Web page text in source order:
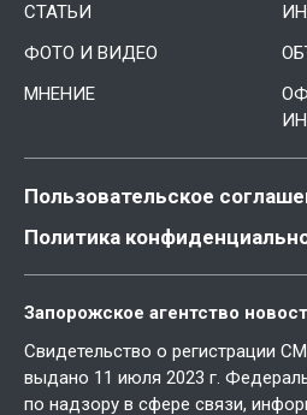
СТАТЬИ
ФОТО И ВИДЕО
МНЕНИЕ
Пользовательское
Политика
Запорожское агентство
Свидетельство о регистрации
выдано 11 июля 2023 г.
по надзору в сфере связи,